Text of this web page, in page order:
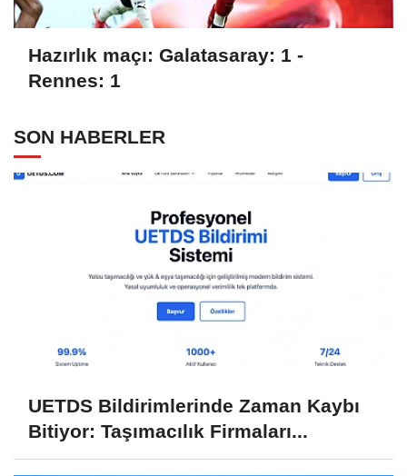
Hazırlık maçı: Galatasaray: 1 -
Rennes: 1
SON HABERLER
UETDS Bildirimlerinde Zaman Kaybı
Bitiyor: Taşımacılık Firmaları...